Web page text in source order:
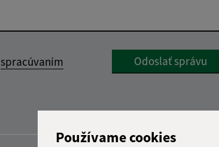
Používame cookies
spracúvaním
Google reCaptcha Response
Odoslať správu